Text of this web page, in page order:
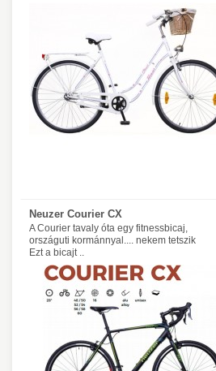
Neuzer Courier CX
A Courier tavaly óta egy fitnessbicaj,
országuti kormánnyal.... nekem tetszik
Ezt a bicajt ..